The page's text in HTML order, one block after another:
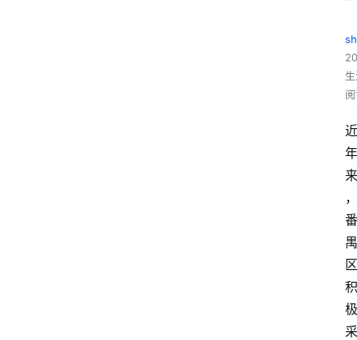
近
年
来
，
番
禺
区
积
极
采